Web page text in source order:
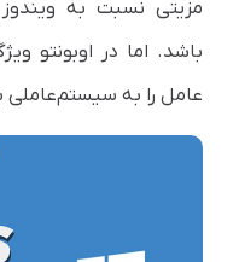
مزیتی نسبت به
باشد. اما در اوبونتو
عامل را به سیستم‌عاملی